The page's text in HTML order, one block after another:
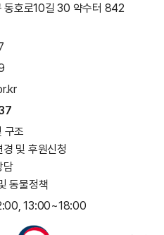
동호로10길 30 약수터 842
구조
및 후원신청
담
동물정책
13:00~18:00